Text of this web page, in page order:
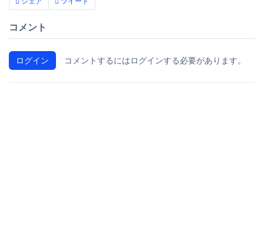
コメント
ログイン コメントするにはログインする必要があります。